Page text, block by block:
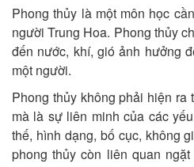
Phong thủy là một môn học
người Trung Hoa. Phong thủy
đến nước, khí, gió ảnh hưởng
một người.
Phong thủy không phải hiện ra
mà là sự liên minh của các
thế, hình dạng, bố cục, không
phong thủy còn liên quan